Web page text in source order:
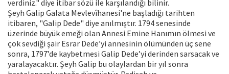
verdiniz." diye itibar sözü ile karşılandığı bilinir.
Şeyh Galip Galata Mevlevîhanesi'ne başladığı tarihten
itibaren, "Galip Dede" diye anılmıştır. 1794 senesinde
üzerinde büyük emeği olan Annesi Emine Hanımın ölmesi ve
çok sevdiği şair Esrar Dede’yi annesinin ölümünden üç sene
sonra, 1797’de kaybetmesi Galip Dede’yi derinden sarsacak ve
yaralayacaktır. Şeyh Galip bu olaylardan bir yıl sonra